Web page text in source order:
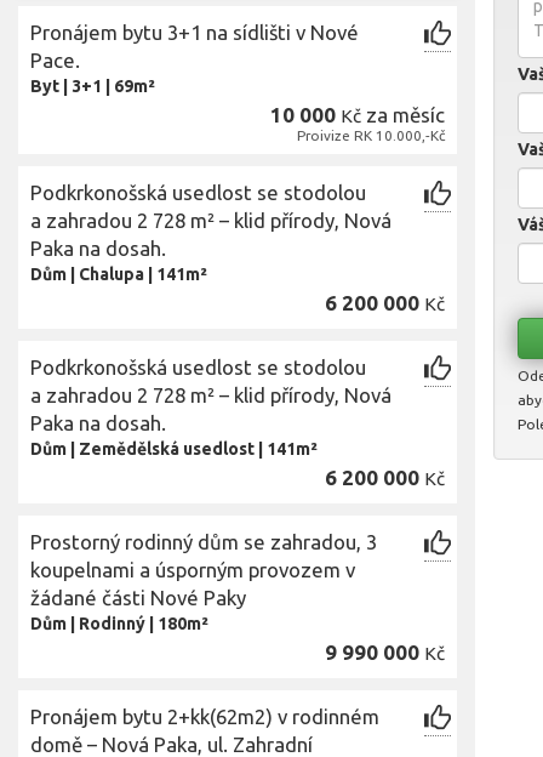
Pronájem bytu 3+1 na sídlišti v Nové
Pace.
Byt 3+1 69m²
10 000 Kč za měsíc
Proivize RK 10.000,-Kč
Podkrkonošská usedlost se stodolou
a zahradou 2 728 m² – klid přírody, Nová
Paka na dosah.
Dům Chalupa 141m²
6 200 000 Kč
Podkrkonošská usedlost se stodolou
a zahradou 2 728 m² – klid přírody, Nová
Paka na dosah.
Dům Zemědělská usedlost 141m²
6 200 000 Kč
Prostorný rodinný dům se zahradou, 3
koupelnami a úsporným provozem v
žádané části Nové Paky
Dům Rodinný 180m²
9 990 000 Kč
Pronájem bytu 2+kk(62m2) v rodinném
domě – Nová Paka, ul. Zahradní